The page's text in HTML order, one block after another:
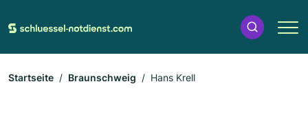
Startseite Braunschweig Hans Krell